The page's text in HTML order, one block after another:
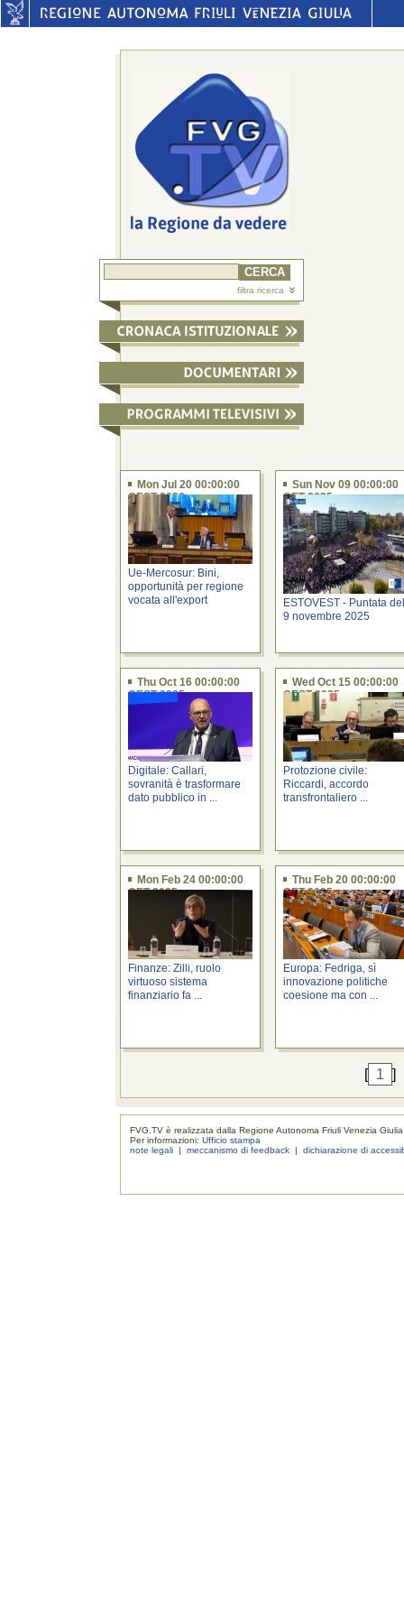
filtra ricerca
Mon Jul 20 00:00:00
CEST 2026
Ue-Mercosur: Bini,
opportunità per regione
vocata all'export
Sun Nov 09 00:00:00
CET 2025
ESTOVEST - Puntata del
9 novembre 2025
Thu Oct 16 00:00:00
CEST 2025
Digitale: Callari,
sovranità è trasformare
dato pubblico in ...
Wed Oct 15 00:00:00
CEST 2025
Protozione civile:
Riccardi, accordo
transfrontaliero ...
Mon Feb 24 00:00:00
CET 2025
Finanze: Zilli, ruolo
virtuoso sistema
finanziario fa ...
Thu Feb 20 00:00:00
CET 2025
Europa: Fedriga, sì
innovazione politiche
coesione ma con ...
[ 1 ]
FVG.TV è realizzata dalla Regione Autonoma Friuli Venezia Giulia
Per informazioni:Ufficio stampa
note legali |meccanismo di feedback |dichiarazione di